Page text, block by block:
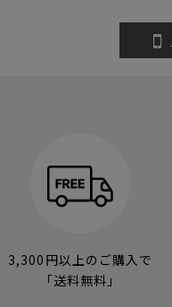
3,300円以上のご購入で
「送料無料」